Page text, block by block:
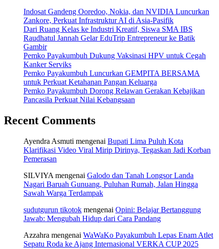
Indosat Gandeng Ooredoo, Nokia, dan NVIDIA Luncurkan
Zankore, Perkuat Infrastruktur AI di Asia-Pasifik
Dari Ruang Kelas ke Industri Kreatif, Siswa SMA IBS
Raudhatul Jannah Gelar EduTrip Entrepreneur ke Batik
Gambir
Pemko Payakumbuh Dukung Vaksinasi HPV untuk Cegah
Kanker Serviks
Pemko Payakumbuh Luncurkan GEMPITA BERSAMA
untuk Perkuat Ketahanan Pangan Keluarga
Pemko Payakumbuh Dorong Relawan Gerakan Kebajikan
Pancasila Perkuat Nilai Kebangsaan
Recent Comments
Ayendra Asmuti mengenai Bupati Lima Puluh Kota
Klarifikasi Video Viral Mirip Dirinya, Tegaskan Jadi Korban
Pemerasan
SILVIYA mengenai Galodo dan Tanah Longsor Landa
Nagari Baruah Gunuang, Puluhan Rumah, Jalan Hingga
Sawah Warga Terdampak
sudutgurun tikotok mengenai Opini: Belajar Bertanggung
Jawab: Mengubah Hidup dari Cara Pandang
Azzahra mengenai WaWaKo Payakumbuh Lepas Enam Atlet
Sepatu Roda ke Ajang Internasional VERKA CUP 2025